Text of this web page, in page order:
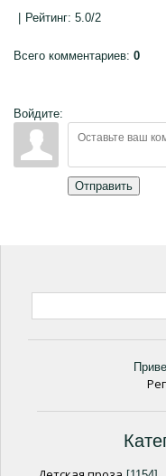
Рейтинг: 5.0/2
Всего комментариев: 0
Войдите:
Отправить